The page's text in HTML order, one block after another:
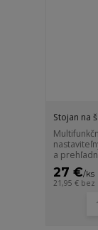
Stojan na
a
27 €/ks
21,95 € bez